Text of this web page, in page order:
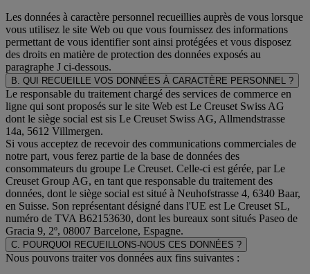
Les données à caractère personnel recueillies auprès de vous lorsque
vous utilisez le site Web ou que vous fournissez des informations
permettant de vous identifier sont ainsi protégées et vous disposez
des droits en matière de protection des données exposés au
paragraphe J ci-dessous.
B. QUI RECUEILLE VOS DONNÉES À CARACTÈRE PERSONNEL ?
Le responsable du traitement chargé des services de commerce en
ligne qui sont proposés sur le site Web est Le Creuset Swiss AG
dont le siège social est sis Le Creuset Swiss AG, Allmendstrasse
14a, 5612 Villmergen.
Si vous acceptez de recevoir des communications commerciales de
notre part, vous ferez partie de la base de données des
consommateurs du groupe Le Creuset. Celle-ci est gérée, par Le
Creuset Group AG, en tant que responsable du traitement des
données, dont le siège social est situé à Neuhofstrasse 4, 6340 Baar,
en Suisse. Son représentant désigné dans l'UE est Le Creuset SL,
numéro de TVA B62153630, dont les bureaux sont situés Paseo de
Gracia 9, 2º, 08007 Barcelone, Espagne.
C. POURQUOI RECUEILLONS-NOUS CES DONNÉES ?
Nous pouvons traiter vos données aux fins suivantes :